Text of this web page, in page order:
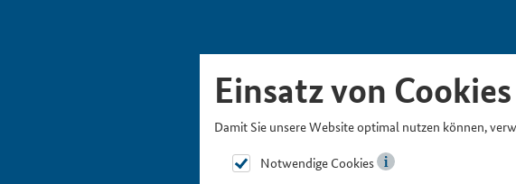
Einsatz von Cookies
Damit Sie unsere Website optimal nutzen können,
Notwendige Cookies